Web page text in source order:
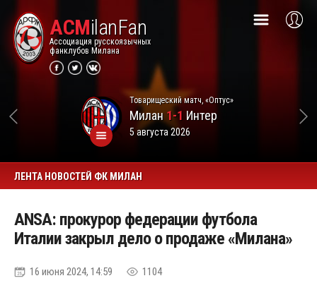
ACMilanFan
Ассоциация русскоязычных
фанклубов Милана
Товарищеский матч, «Оптус»
Милан1-1 Интер
5 августа 2026
ЛЕНТА НОВОСТЕЙ ФК МИЛАН
ANSA: прокурор федерации футбола
Италии закрыл дело о продаже «Милана»
16 июня 2024, 14:59
1104